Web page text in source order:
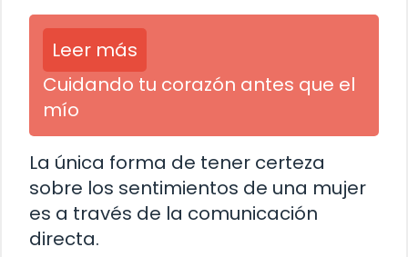
Leer más
Cuidando tu corazón antes que el
mío
La única forma de tener certeza
sobre los sentimientos de una mujer
es a través de la comunicación
directa.